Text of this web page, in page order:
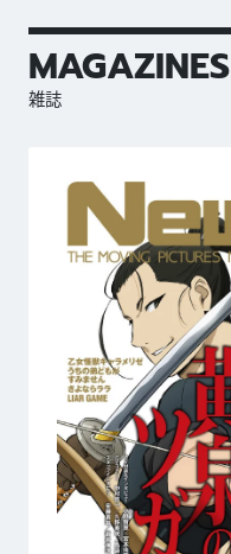
MAGAZINES
雑誌